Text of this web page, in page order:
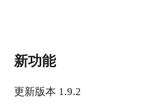
径：/lzcapp/run/mnt/home/你的懒
一定要保存好这个密码！**） ![image.png]
新功能
更新版本 1.9.2